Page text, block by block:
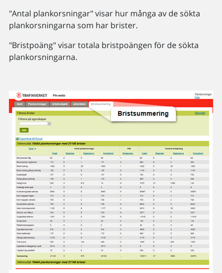
"Antal plankorsningar" visar hur många av de sökta
plankorsningarna som har brister.
"Bristpoäng" visar totala bristpoängen för de sökta
plankorsningarna.